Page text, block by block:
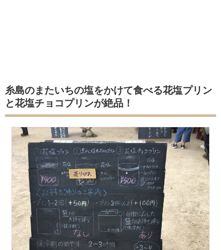
糸島のまたいちの塩をかけて食べる花塩プリン
と花塩チョコプリンが絶品！